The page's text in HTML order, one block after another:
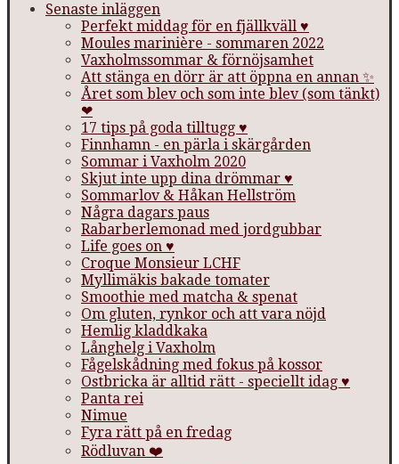
Senaste inläggen
Perfekt middag för en fjällkväll ♥
Moules marinière - sommaren 2022
Vaxholmssommar & förnöjsamhet
Att stänga en dörr är att öppna en annan ✨
Året som blev och som inte blev (som tänkt)
❤
17 tips på goda tilltugg ♥
Finnhamn - en pärla i skärgården
Sommar i Vaxholm 2020
Skjut inte upp dina drömmar ♥
Sommarlov & Håkan Hellström
Några dagars paus
Rabarberlemonad med jordgubbar
Life goes on ♥
Croque Monsieur LCHF
Myllimäkis bakade tomater
Smoothie med matcha & spenat
Om gluten, rynkor och att vara nöjd
Hemlig kladdkaka
Långhelg i Vaxholm
Fågelskådning med fokus på kossor
Ostbricka är alltid rätt - speciellt idag ♥
Panta rei
Nimue
Fyra rätt på en fredag
Rödluvan ❤️